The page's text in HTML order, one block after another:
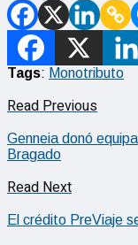
Tags: Monotributo
Read Previous
Genneia donó
Bragado
Read Next
El crédito PreViaje